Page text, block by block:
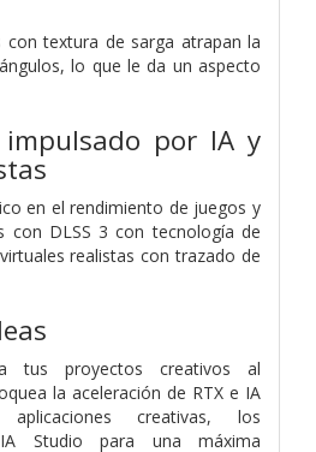
con textura de sarga atrapan la
lo que le da un aspecto
impulsado por IA y
en el rendimiento de juegos y
con DLSS 3 con tecnología de
realistas con trazado de
tus proyectos creativos al
la aceleración de RTX e IA
creativas, los
Studio para una máxima